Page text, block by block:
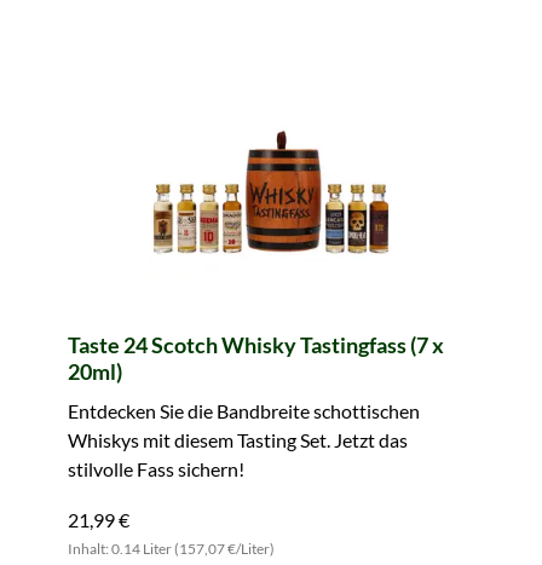
Taste 24 Scotch Whisky Tastingfass (7 x
20ml)
Entdecken Sie die Bandbreite schottischen
Whiskys mit diesem Tasting Set. Jetzt das
stilvolle Fass sichern!
21,99 €
Inhalt: 0.14 Liter (157,07 €/Liter)